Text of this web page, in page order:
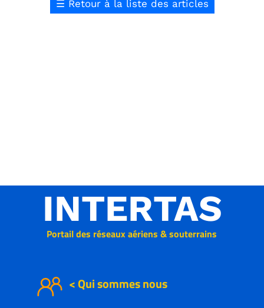
INTERTAS
< Qui sommes nous
Portail des réseaux aériens & souterrains
☰ Retour à la liste des articles